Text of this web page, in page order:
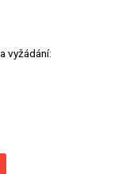
vyžádání: